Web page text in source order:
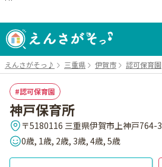
えんさがそっ♪ 三重県 伊賀市 認可保育園
認可保育園
神戸保育所
〒5180116 三重県伊賀市上神戸764-3
0歳, 1歳, 2歳, 3歳, 4歳, 5歳